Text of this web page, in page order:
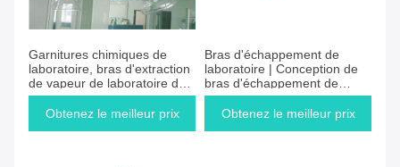
Garnitures chimiques de
laboratoire, bras d'extraction
de vapeur de laboratoire de
plafond
Obtenez le meilleur prix
Bras d'échappement de
laboratoire | Conception de
bras d'échappement de
laboratoire | Fournisseur de
bras d'échappement de
Obtenez le meilleur prix